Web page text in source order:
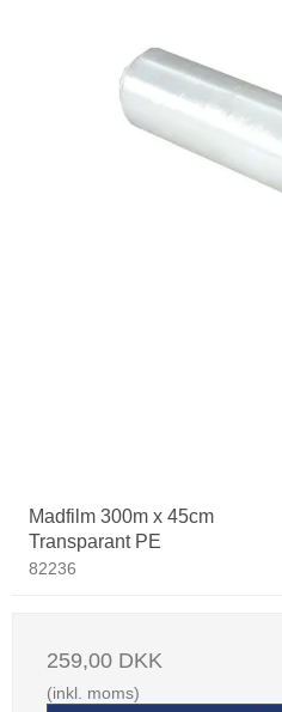
Madfilm 300m x 45cm
Transparant PE
82236
259,00 DKK
(inkl. moms)